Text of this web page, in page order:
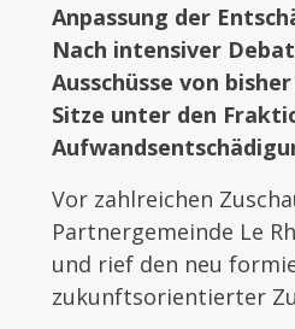
Anpassung der
Nach intensiver
Ausschüsse von
Sitze unter den
Vor zahlreichen
Partnergemeinde Le
und rief den neu
zukunftsorientierter